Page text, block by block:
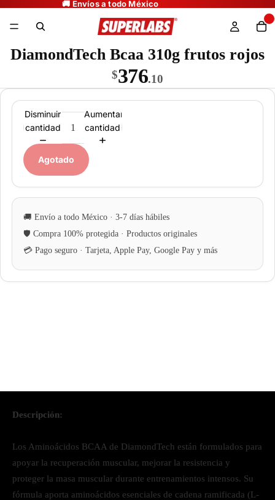
DiamondTech Bcaa 310g frutos rojos
$376.10
Disminuir
cantidad
Aumentar
cantidad
Agotado
Descripción:
Los Aminoácidos BCAA de DiamondTech están formulados para
apoyar la recuperación muscular, mejorar la resistencia y
proteger la masa muscular durante entrenamientos intensos. Su
fórmula aporta aminoácidos esenciales de cadena ramificada (L-